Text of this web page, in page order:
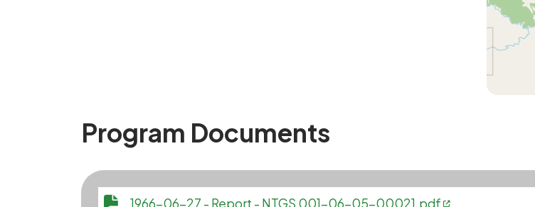
Program Documents
File 1966-06-27 - Report - NTGS 001-06-05-00021.pdf